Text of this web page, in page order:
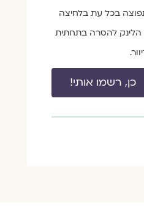
בכל עת בלחיצה
הלינק להסרה בתחתית
כן, רשמו אותי!